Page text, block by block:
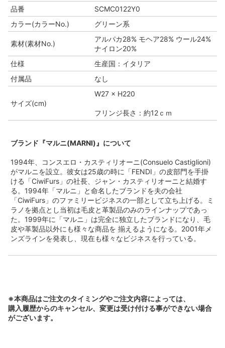
品番
SCMC0122Y0
カラー(カラーNo.)
グリーン系
素材(素材No.)
アルパカ28% モヘア28% ウール24%
ナイロン20%
仕様
生産国：イタリア
付属品
なし
サイズ(cm)
W27 × H220
フリンジ長さ：約12ｃｍ
ブランド『マルニ(MARNI)』について
1994年、コンスエロ・カスティリオーニ(Consuelo Castiglioni)
がマルニを設立。彼女は25歳の時に「FENDI」の皮部門を手掛
ける「CiwiFurs」の社長、ジャン・カスティリオーニと結婚す
る。1994年「マルニ」と命名したブランドを夫の会社
「CiwiFurs」のファミリービジネスの一部として立ち上げる。ミ
ラノを拠点とし当初は毛皮と革製品のみのラインナップであっ
た。1999年に「マルニ」は完全に独立したブランドになり、毛
皮や革製品以外にも様々な商品を 揃えるようになる。2001年メ
ンズラインを発表し、現在も様々なビジネスを行っている。
※本商品はご注文のタイミングやご注文内容によっては、
購入履歴からのキャンセル、変更は受け付ける事ができない場合
がございます。